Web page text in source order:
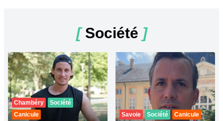
[Société ]
Chambéry
Société
Canicule
Savoie Société Canicule